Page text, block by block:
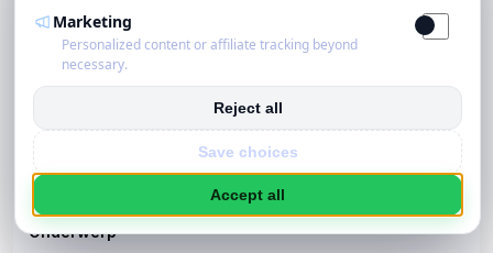
Marketing
Personalized content or affiliate tracking beyond
necessary.
Reject all
Save choices
Accept all
Blog
Contact
Stuur een bericht
Je naam
E-mailadres
Onderwerp